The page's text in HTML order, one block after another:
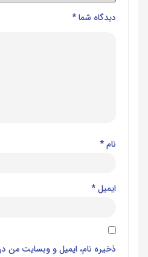
دیدگاه شما*
نام*
ایمیل*
ذخیره نام، ایمیل و وبسایت من